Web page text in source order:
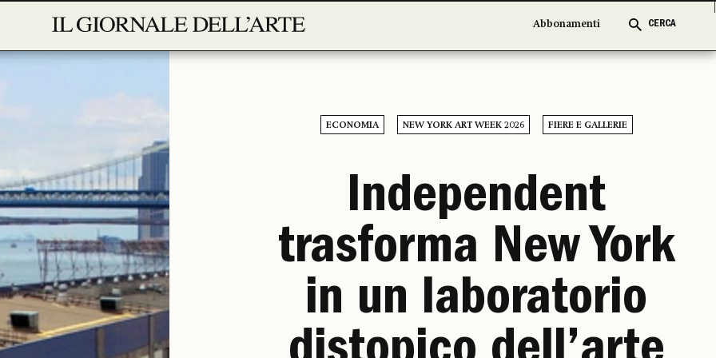
Abbonamenti CERCA
Abbonamenti CERCA
ECONOMIA NEW YORK ART WEEK 2026 FIERE E GALLERIE
Independent
trasforma New York
in un laboratorio